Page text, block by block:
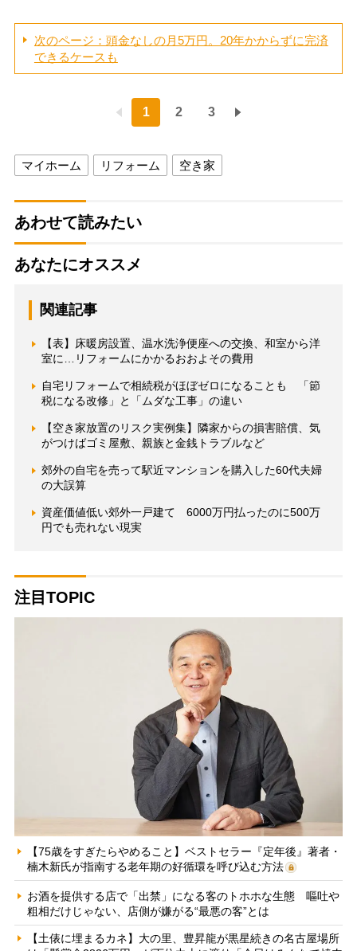
次のページ：頭金なしの月5万円。20年かからずに完済
できるケースも
1 2 3
マイホーム リフォーム 空き家
あわせて読みたい
あなたにオススメ
関連記事
【表】床暖房設置、温水洗浄便座への交換、和室から洋
室に…リフォームにかかるおおよその費用
自宅リフォームで相続税がほぼゼロになることも 「節
税になる改修」と「ムダな工事」の違い
【空き家放置のリスク実例集】隣家からの損害賠償、気
がつけばゴミ屋敷、親族と金銭トラブルなど
郊外の自宅を売って駅近マンションを購入した60代夫婦
の大誤算
資産価値低い郊外一戸建て 6000万円払ったのに500万
円でも売れない現実
注目TOPIC
【75歳をすぎたらやめること】ベストセラー『定年後』著者・
楠木新氏が指南する老年期の好循環を呼び込む方法
お酒を提供する店で「出禁」になる客のトホホな生態 嘔吐や
粗相だけじゃない、店側が嫌がる“最悪の客”とは
【土俵に埋まるカネ】大の里、豊昇龍が黒星続きの名古屋場所